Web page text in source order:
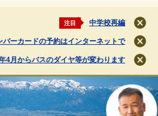
注目 中学校再編
閉
じ
る
バーカードの予約はインターネットで
閉
じ
る
4月からバスのダイヤ等が変わります
閉
じ
る